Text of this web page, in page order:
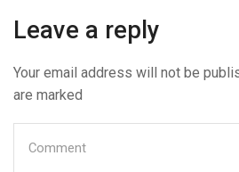
Leave a reply
Your email address will not be
are marked